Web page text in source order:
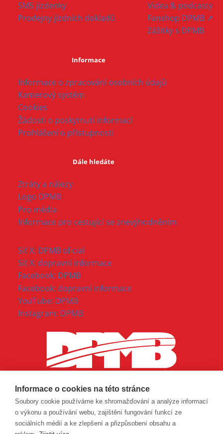
SMS jízdenky
Prodejny jízdních dokladů
Videa & podcasty
Fanshop DPMB ↗
Zážitky s DPMB
Informace
Informace o zpracování osobních údajů
Kamerový systém
Cookies
Žádosti o poskytnutí informací
Prohlášení o přístupnosti
Dále hledáte
Ztráty a nálezy
Logo DPMB
Pro média
Informace pro cestující se znevýhodněním
Síť X: DPMB oficial
Síť X: dopravní informace
Facebook: DPMB
Facebook: dopravní informace
YouTube: DPMB
Instagram: DPMB
Informace o cookies na této stránce
Soubory cookie používáme ke shromažďování a analýze informací
o výkonu a používání webu, zajištění fungování funkcí ze
sociálních médií a ke zlepšení a přizpůsobení obsahu a